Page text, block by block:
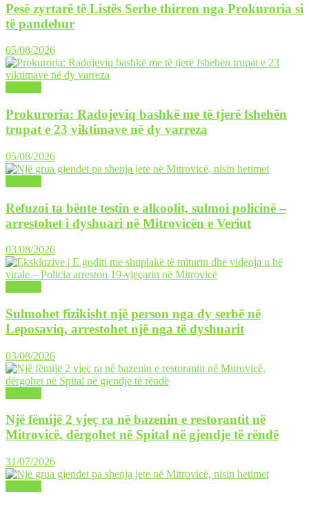
Pesë zyrtarë të Listës Serbe thirren nga Prokuroria si
të pandehur
05/08/2026
Prokuroria: Radojeviq bashkë me të tjerë fshehën
trupat e 23 viktimave në dy varreza
05/08/2026
Refuzoi ta bënte testin e alkoolit, sulmoi policinë –
arrestohet i dyshuari në Mitrovicën e Veriut
03/08/2026
Sulmohet fizikisht një person nga dy serbë në
Leposaviq, arrestohet një nga të dyshuarit
03/08/2026
Një fëmijë 2 vjeç ra në bazenin e restorantit në
Mitrovicë, dërgohet në Spital në gjendje të rëndë
31/07/2026